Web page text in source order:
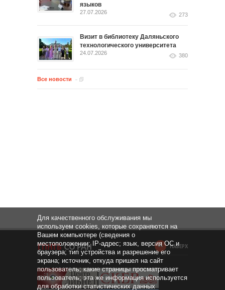
языков
27.07.2026 273
Визит в библиотеку Даляньского
технологического университета
24.07.2026 380
Все новости
НАВЕРХ
Для качественного обслуживания мы
используем cookies, которые сохраняются на
Вашем компьютере (сведения о
местоположении; IP-адрес; язык, версия ОС и
браузера; тип устройства и разрешение его
экрана; источник, откуда пришел на сайт
пользователь; какие страницы просматривает
пользователь; эта же информация используется
для обработки статистических данных